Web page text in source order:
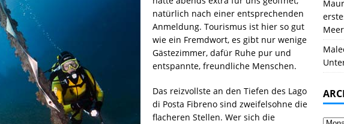
natürlich nach einer entsprechenden
Anmeldung. Tourismus ist hier so gut
wie ein Fremdwort, es gibt nur wenige
Gästezimmer, dafür Ruhe pur und
entspannte, freundliche Menschen.
Das reizvollste an den Tiefen des Lago
di Posta Fibreno sind zweifelsohne die
flacheren Stellen. Wer sich die